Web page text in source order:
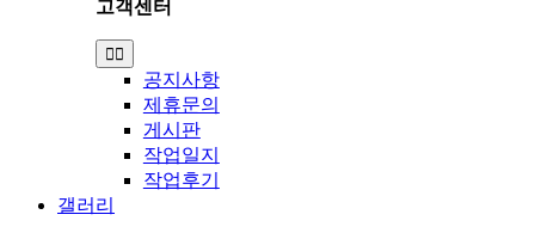
고객센터
Toggle
Navigation
공지사항
제휴문의
게시판
작업일지
작업후기
갤러리